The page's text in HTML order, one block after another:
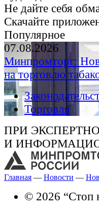
Не дайте себя
Скачайте
Популярное
07.08.2026
Минпромторг:
на торговлю
Торговля
ПРИ
И
Главная — Новости —
© 2026 “Стоп